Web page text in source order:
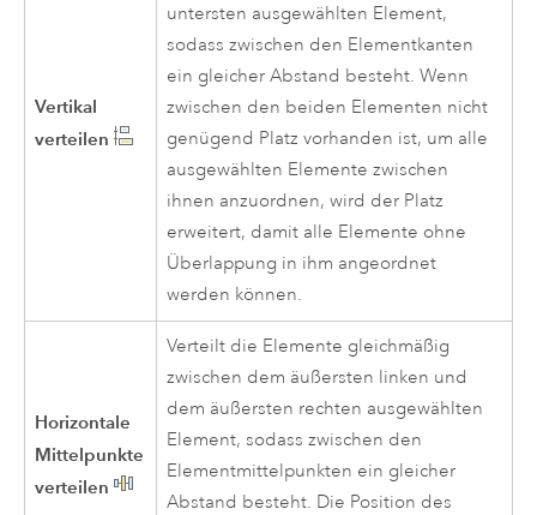
Vertikal
verteilen
untersten ausgewählten Element,
sodass zwischen den Elementkanten
ein gleicher Abstand besteht. Wenn
zwischen den beiden Elementen nicht
genügend Platz vorhanden ist, um alle
ausgewählten Elemente zwischen
ihnen anzuordnen, wird der Platz
erweitert, damit alle Elemente ohne
Überlappung in ihm angeordnet
werden können.
Horizontale
Mittelpunkte
verteilen
Verteilt die Elemente gleichmäßig
zwischen dem äußersten linken und
dem äußersten rechten ausgewählten
Element, sodass zwischen den
Elementmittelpunkten ein gleicher
Abstand besteht. Die Position des